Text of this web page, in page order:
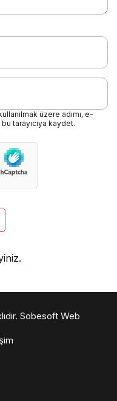
üzere adımı, e-
tarayıcıya kaydet.
Sobesoft Web